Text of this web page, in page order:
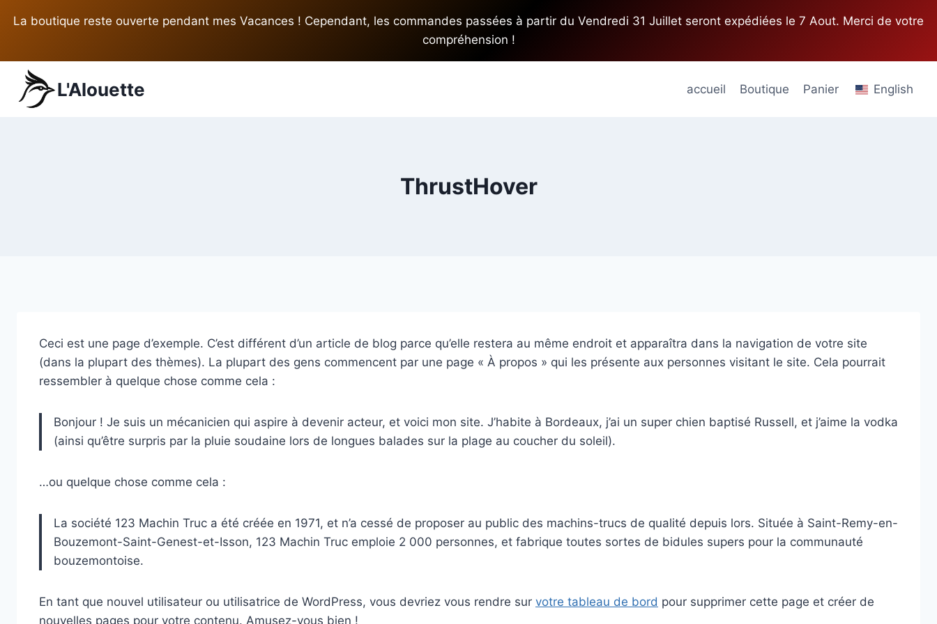
La boutique reste ouverte pendant mes Vacances ! Cependant, les commandes passées à partir du Vendredi 31 Juillet seront expédiées le 7 Aout. Merci de votre
compréhension !
L'Alouette accueil Boutique Panier English
ThrustHover
Ceci est une page d’exemple. C’est différent d’un article de blog parce qu’elle restera au même endroit et apparaîtra dans la navigation de votre site
(dans la plupart des thèmes). La plupart des gens commencent par une page « À propos » qui les présente aux personnes visitant le site. Cela pourrait
ressembler à quelque chose comme cela :
Bonjour ! Je suis un mécanicien qui aspire à devenir acteur, et voici mon site. J’habite à Bordeaux, j’ai un super chien baptisé Russell, et j’aime la vodka
(ainsi qu’être surpris par la pluie soudaine lors de longues balades sur la plage au coucher du soleil).
…ou quelque chose comme cela :
La société 123 Machin Truc a été créée en 1971, et n’a cessé de proposer au public des machins-trucs de qualité depuis lors. Située à Saint-Remy-en-
Bouzemont-Saint-Genest-et-Isson, 123 Machin Truc emploie 2 000 personnes, et fabrique toutes sortes de bidules supers pour la communauté
bouzemontoise.
En tant que nouvel utilisateur ou utilisatrice de WordPress, vous devriez vous rendre sur votre tableau de bord pour supprimer cette page et créer de
nouvelles pages pour votre contenu. Amusez-vous bien !